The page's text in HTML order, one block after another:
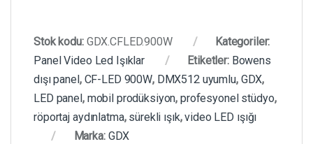
Stok kodu: GDX.CFLED.900W
Kategoriler:
Panel Video Led Işıklar
Etiketler: Bowens
dışı panel , CF-LED 900W, DMX512 uyumlu, GDX,
LED panel , mobil prodüksiyon,profesyonel stüdyo,
röportaj aydınlatma, sürekli ışık,video LED ışığı
Marka: GDX